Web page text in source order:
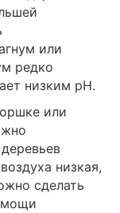
или
редко
низким рН.
или
низкая,
сделать